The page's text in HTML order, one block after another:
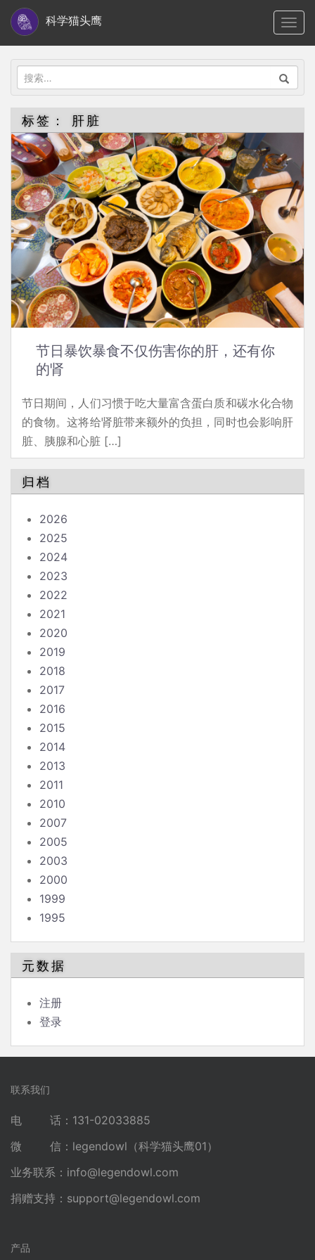
i
科学猫头鹰
搜
索：
标签： 肝脏
节日暴饮暴食不仅伤害你的肝，还有你
的肾
节日期间，人们习惯于吃大量富含蛋白质和碳水化合物
的食物。这将给肾脏带来额外的负担，同时也会影响肝
脏、胰腺和心脏 […]
归档
2026
2025
2024
2023
2022
2021
2020
2019
2018
2017
2016
2015
2014
2013
2011
2010
2007
2005
2003
2000
1999
1995
元数据
注册
登录
联系我们
电 话：131-02033885
微 信：legendowl（科学猫头鹰01）
业务联系： info@legendowl.com
捐赠支持： support@legendowl.com
产品